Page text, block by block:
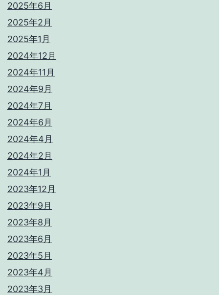
2025年6月
2025年2月
2025年1月
2024年12月
2024年11月
2024年9月
2024年7月
2024年6月
2024年4月
2024年2月
2024年1月
2023年12月
2023年9月
2023年8月
2023年6月
2023年5月
2023年4月
2023年3月